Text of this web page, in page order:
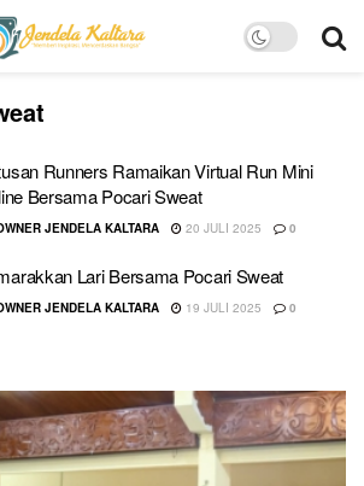
Runners Ramaikan Virtual Run Mini
Bersama Pocari Sweat
JENDELA KALTARA 20 JULI 2025 0
Lari Bersama Pocari Sweat
JENDELA KALTARA 19 JULI 2025 0